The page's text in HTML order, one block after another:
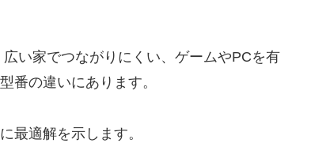
い家でつながりにくい、ゲームやPCを有
番の違いにあります。
最適解を示します。